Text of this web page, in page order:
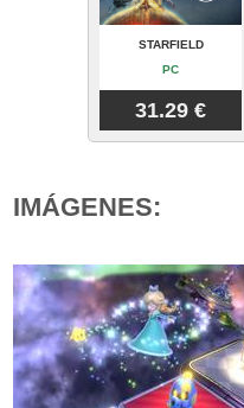
STARFIELD
PC
31.29 €
IMÁGENES: